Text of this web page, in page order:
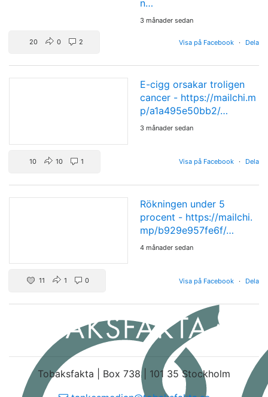
n…
3 månader sedan
Visa på Facebook · Dela
20 0 2
E-cigg orsakar troligen
cancer - https://mailchi.m
p/a1a495e50bb2/…
3 månader sedan
Visa på Facebook · Dela
10 10 1
Rökningen under 5
procent - https://mailchi.
mp/b929e957fe6f/…
4 månader sedan
Visa på Facebook · Dela
11 1 0
Tobaksfakta | Box 738 | 101 35 Stockholm